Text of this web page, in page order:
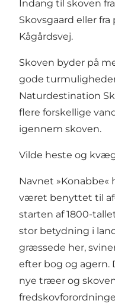
Indang til skoven
Skovsgaard eller
Kågårdsvej.
Skoven byder på
gode
Naturdestination
flere forskellige
igennem skoven.
Vilde heste og
Navnet »Konabbe«
været benyttet til
starten af 1800-
stor betydning i
græssede her,
efter bog og
nye træer og